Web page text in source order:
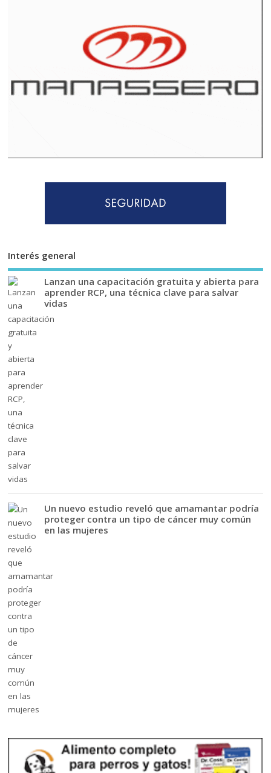
Interés general
Lanzan una capacitación gratuita y abierta para
aprender RCP, una técnica clave para salvar
vidas
Un nuevo estudio reveló que amamantar podría
proteger contra un tipo de cáncer muy común
en las mujeres